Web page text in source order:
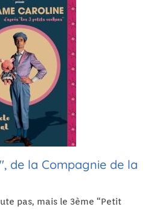
de la Compagnie de la
pas, mais le 3ème “Petit